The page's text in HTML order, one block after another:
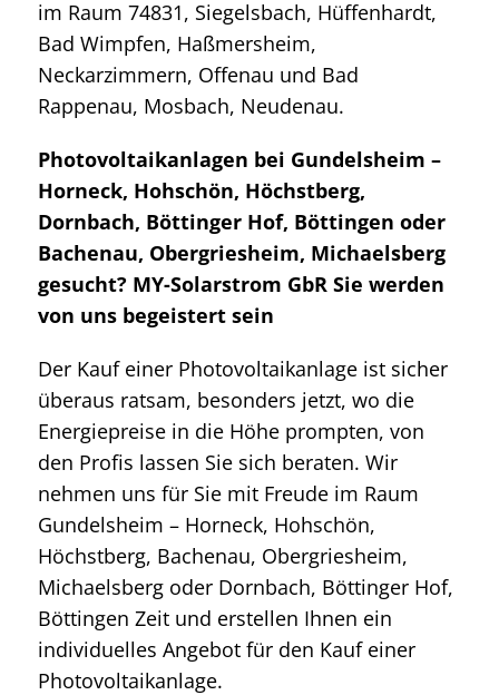
im Raum 74831, Siegelsbach, Hüffenhardt,
Bad Wimpfen, Haßmersheim,
Neckarzimmern, Offenau und Bad
Rappenau, Mosbach, Neudenau.
Photovoltaikanlagen bei Gundelsheim –
Horneck, Hohschön, Höchstberg,
Dornbach, Böttinger Hof, Böttingen oder
Bachenau, Obergriesheim, Michaelsberg
gesucht? MY-Solarstrom GbR Sie werden
von uns begeistert sein
Der Kauf einer Photovoltaikanlage ist sicher
überaus ratsam, besonders jetzt, wo die
Energiepreise in die Höhe prompten, von
den Profis lassen Sie sich beraten. Wir
nehmen uns für Sie mit Freude im Raum
Gundelsheim – Horneck, Hohschön,
Höchstberg, Bachenau, Obergriesheim,
Michaelsberg oder Dornbach, Böttinger Hof,
Böttingen Zeit und erstellen Ihnen ein
individuelles Angebot für den Kauf einer
Photovoltaikanlage.